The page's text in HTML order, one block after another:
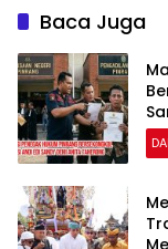
Baca Juga